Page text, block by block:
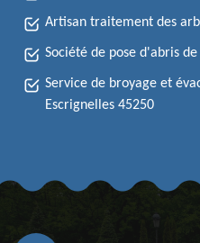
Artisan traitement des
Société de pose d'abris
Service de broyage et
Escrignelles 45250